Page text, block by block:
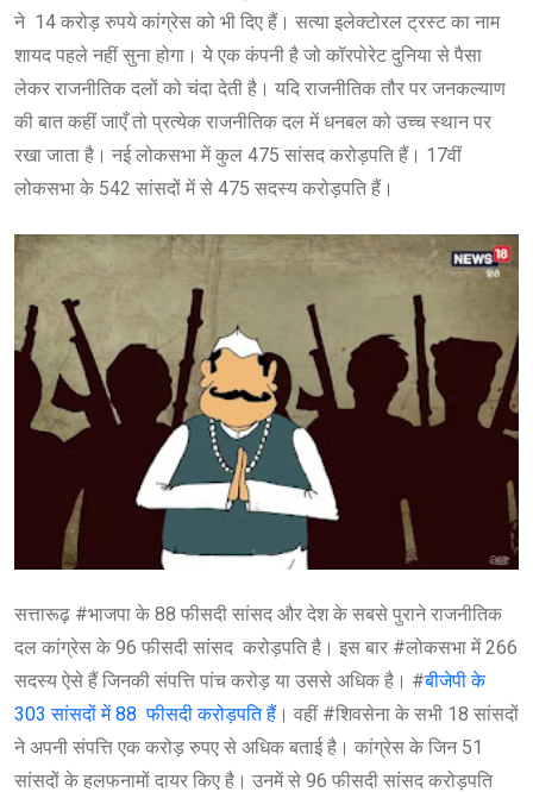
ने 14 करोड़ रुपये कांग्रेस को भी दिए हैं। सत्या इलेक्टोरल ट्रस्ट का नाम
शायद पहले नहीं सुना होगा। ये एक कंपनी है जो कॉरपोरेट दुनिया से पैसा
लेकर राजनीतिक दलों को चंदा देती है। यदि राजनीतिक तौर पर जनकल्याण
की बात कहीं जाएँ तो प्रत्येक राजनीतिक दल में धनबल को उच्च स्थान पर
रखा जाता है। नई लोकसभा में कुल 475 सांसद करोड़पति हैं। 17वीं
लोकसभा के 542 सांसदों में से 475 सदस्य करोड़पति हैं।
सत्तारूढ़ #भाजपा के 88 फीसदी सांसद और देश के सबसे पुराने राजनीतिक
दल कांग्रेस के 96 फीसदी सांसद करोड़पति है। इस बार #लोकसभा में 266
सदस्य ऐसे हैं जिनकी संपत्ति पांच करोड़ या उससे अधिक है। #बीजेपी के
303 सांसदों में 88 फीसदी करोड़पति हैं। वहीं #शिवसेना के सभी 18 सांसदों
ने अपनी संपत्ति एक करोड़ रुपए से अधिक बताई है। कांग्रेस के जिन 51
सांसदों के हलफनामों दायर किए है। उनमें से 96 फीसदी सांसद करोड़पति